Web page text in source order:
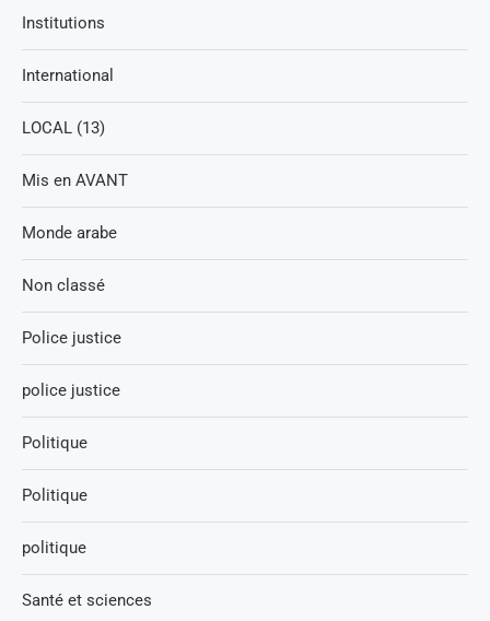
Institutions
International
LOCAL (13)
Mis en AVANT
Monde arabe
Non classé
Police justice
police justice
Politique
Politique
politique
Santé et sciences